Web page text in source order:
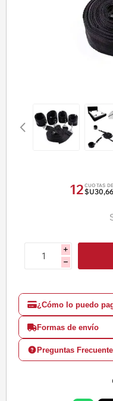
12 CUOTAS DE
$U30,66
i
h
¿Cómo lo puedo
Formas de envío
Preguntas